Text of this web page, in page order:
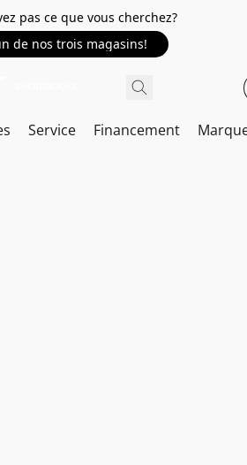
pas ce que vous cherchez?
de nos trois magasins!
Service Financement